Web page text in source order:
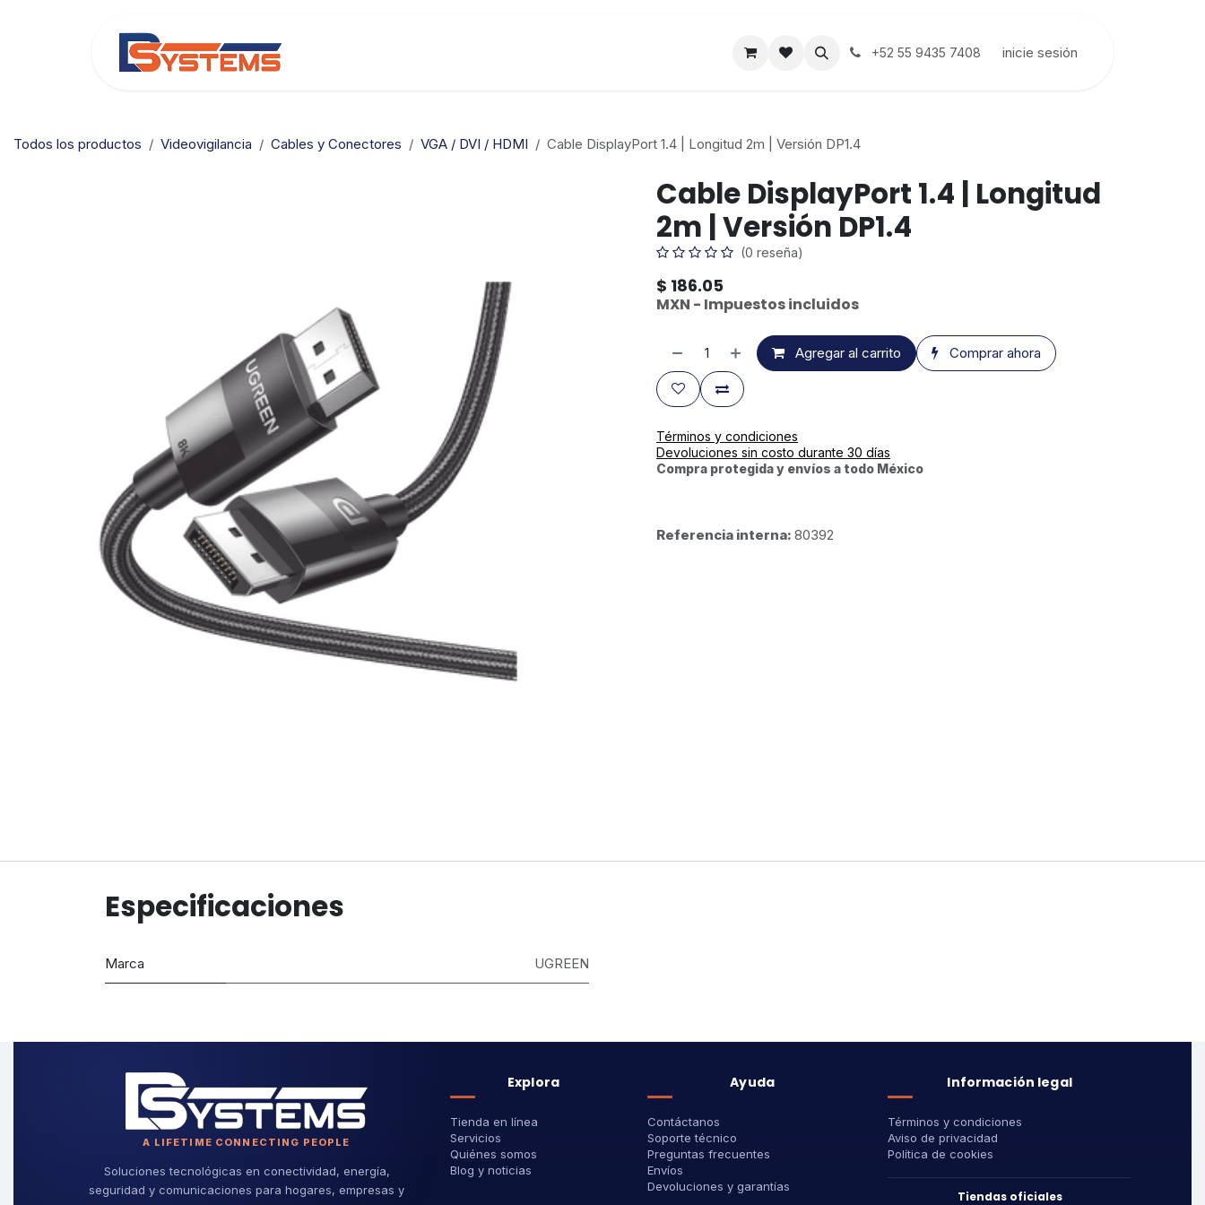
+52 55 9435 7408 inicie sesión
Todos los productos Videovigilancia Cables y Conectores VGA / DVI / HDMI Cable DisplayPort 1.4 | Longitud 2m | Versión DP1.4
Cable DisplayPort 1.4 | Longitud
2m | Versión DP1.4
(0 reseña)
$ 186.05
MXN - Impuestos incluidos
Agregar al carrito Comprar ahora
Términos y condiciones
Devoluciones sin costo durante 30 días
Compra protegida y envíos a todo México
Referencia interna: 80392
Especificaciones
Marca UGREEN
A LIFETIME CONNECTING PEOPLE
Soluciones tecnológicas en conectividad, energía,
seguridad y comunicaciones para hogares, empresas y
Explora
Tienda en línea
Servicios
Quiénes somos
Blog y noticias
Ayuda
Contáctanos
Soporte técnico
Preguntas frecuentes
Envíos
Devoluciones y garantías
Información legal
Términos y condiciones
Aviso de privacidad
Política de cookies
Tiendas oficiales